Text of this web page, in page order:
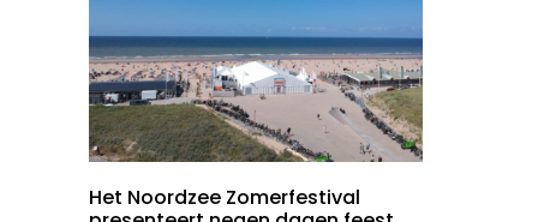
Het Noordzee Zomerfestival